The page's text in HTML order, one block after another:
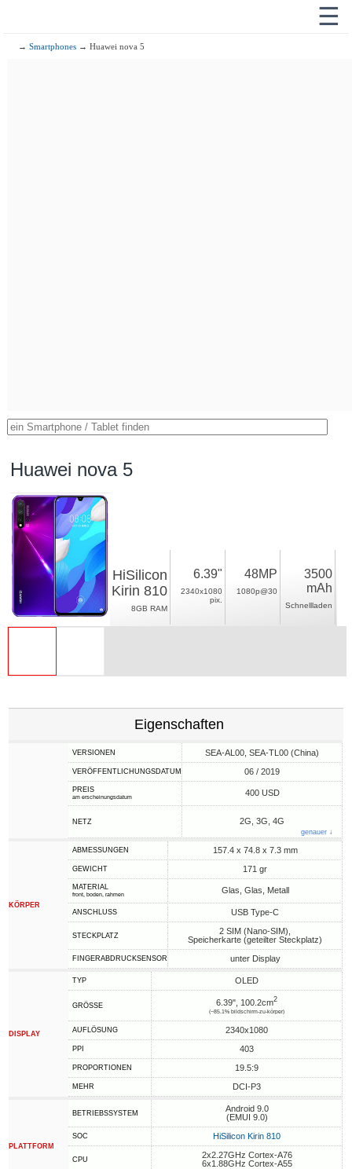
☰
→Smartphones → Huawei nova 5
Huawei nova 5
HiSilicon
Kirin 810
8GB RAM
6.39"
2340x1080
pix.
48MP
1080p@30
3500
mAh
Schnellladen
Eigenschaften
VERSIONEN SEA-AL00, SEA-TL00 (China)
VERÖFFENTLICHUNGSDATUM 06 / 2019
PREIS
am erscheinungsdatum 400 USD
NETZ 2G, 3G, 4G
genauer ↓
KÖRPER
ABMESSUNGEN 157.4 x 74.8 x 7.3 mm
GEWICHT 171 gr
MATERIAL
front, boden, rahmen Glas, Glas, Metall
ANSCHLUSS USB Type-C
STECKPLATZ
2 SIM (Nano-SIM),
Speicherkarte (geteilter Steckplatz)
FINGERABDRUCKSENSOR unter Display
DISPLAY
TYP OLED
GRÖSSE 6.39", 100.2cm2
(~85.1% bildschirm-zu-körper)
AUFLÖSUNG 2340x1080
PPI 403
PROPORTIONEN 19.5:9
MEHR DCI-P3
PLATTFORM
BETRIEBSSYSTEM
Android 9.0
(EMUI 9.0)
SOC HiSilicon Kirin 810
CPU
2x2.27GHz Cortex-A76
6x1.88GHz Cortex-A55